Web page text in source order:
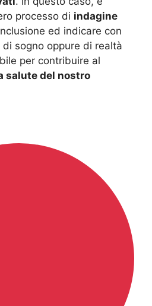
processo di indagine
ed indicare con
sogno oppure di realtà
per contribuire al
salute del nostro